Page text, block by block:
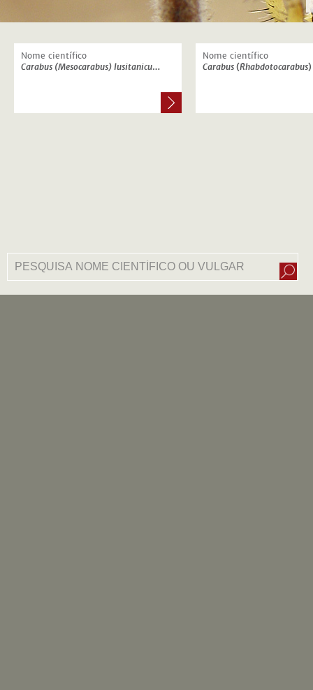
Nome científico
Carabus (Mesocarabus) lusitanicus latus
Dejean, 1826
Nome científico
Carabus(Rhabdotocarabus)